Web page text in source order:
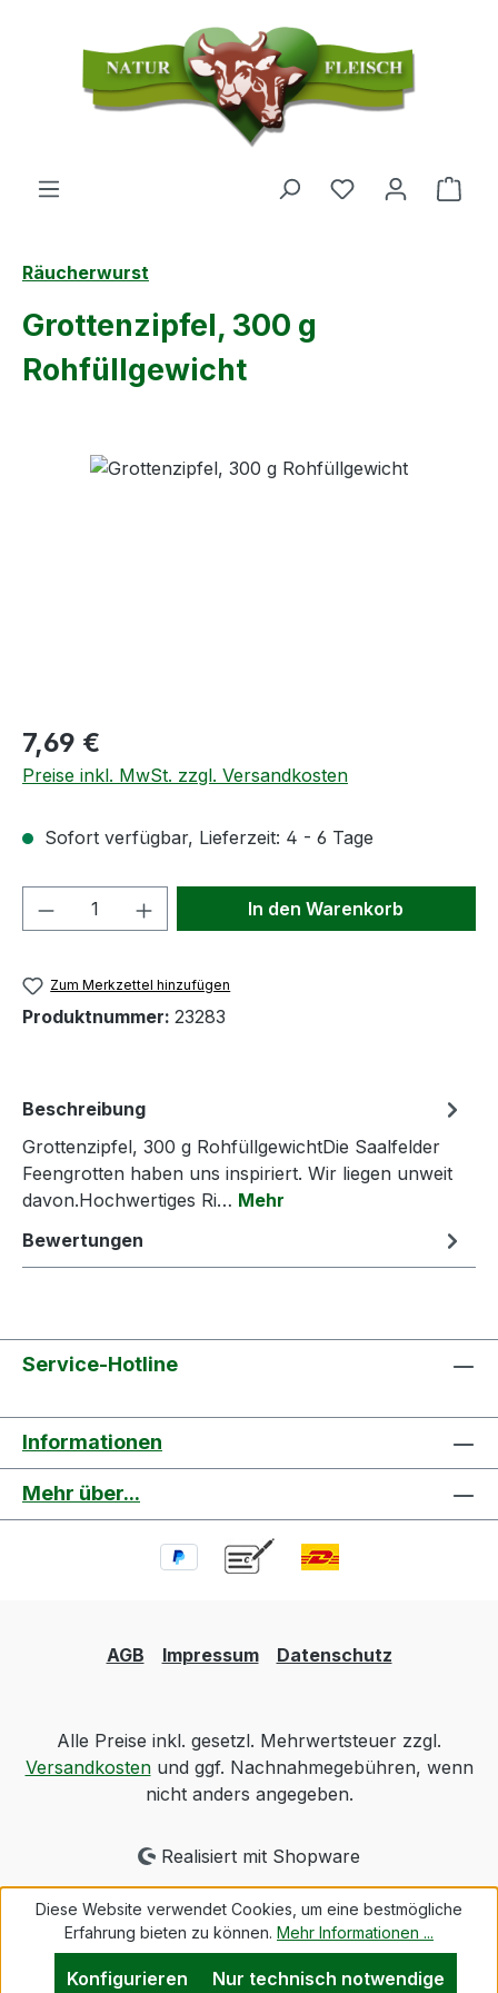
Zum Hauptinhalt springen
Du hast 0
Räucherwurst
Grottenzipfel, 300 g
Rohfüllgewicht
Bildergalerie überspringen
Regulärer Preis:
7,69 €
Preise inkl. MwSt. zzgl. Versandkosten
Sofort verfügbar, Lieferzeit: 4 - 6 Tage
Produkt Anzahl: Gib denIn den Warenkorb
Zum Merkzettel hinzufügen
Produktnummer: 23283
Beschreibung
Grottenzipfel, 300 g RohfüllgewichtDie Saalfelder
Feengrotten haben uns inspiriert. Wir liegen unweit
davon.Hochwertiges Ri… Mehr
Bewertungen
Service-Hotline
Informationen
Mehr über...
AGB Impressum Datenschutz
Alle Preise inkl. gesetzl. Mehrwertsteuer zzgl.
Versandkostenund ggf. Nachnahmegebühren, wenn
nicht anders angegeben.
Realisiert mit Shopware
Diese Website verwendet Cookies, um eine bestmögliche
Erfahrung bieten zu können. Mehr Informationen ...
Nur technisch notwendige
Konfigurieren